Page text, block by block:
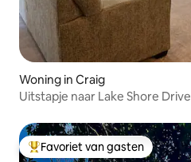
Woning in Craig
Uitstapje naar Lake Shore Drive
Topfavoriet van gasten
Favoriet van gasten